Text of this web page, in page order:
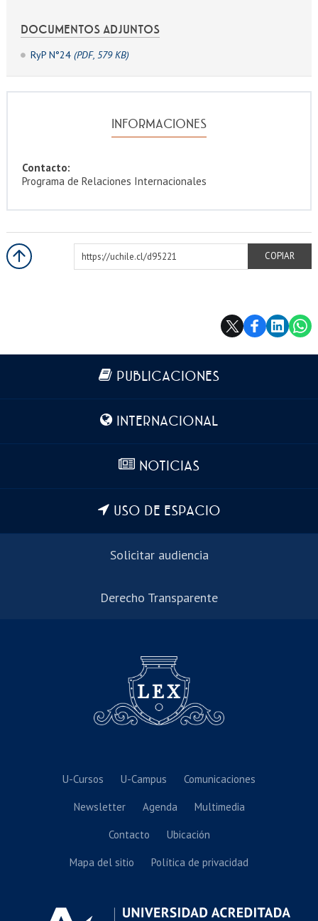
DOCUMENTOS ADJUNTOS
RyP N°24 (PDF, 579 KB)
INFORMACIONES
Contacto:
Programa de Relaciones Internacionales
https://uchile.cl/d95221
COPIAR
Más información
PUBLICACIONES
INTERNACIONAL
NOTICIAS
USO DE ESPACIO
Solicitar audiencia
Derecho Transparente
U-Cursos U-Campus Comunicaciones
Newsletter Agenda Multimedia
Contacto Ubicación
Mapa del sitio Política de privacidad